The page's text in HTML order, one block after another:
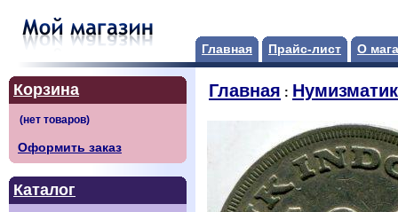
Главная Прайс-лист О
Корзина
Оформить заказ
Каталог
Главная :